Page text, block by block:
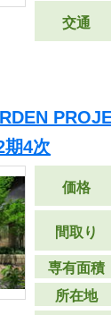
交通
期4次
価格
間取り
専有面積
所在地